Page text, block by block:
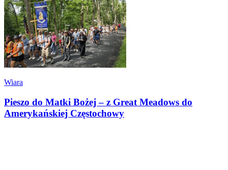
Wiara
Pieszo do Matki Bożej – z Great Meadows do
Amerykańskiej Częstochowy